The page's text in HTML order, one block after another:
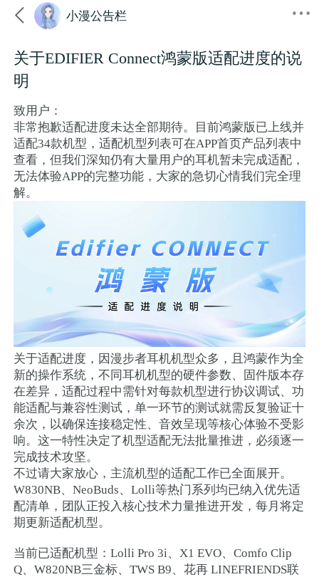
 小漫公告栏
关于EDIFIER Connect鸿蒙版适配进度的说
明
致用户：
非常抱歉适配进度未达全部期待。目前鸿蒙版已上线并
适配34款机型，适配机型列表可在APP首页产品列表中
查看，但我们深知仍有大量用户的耳机暂未完成适配，
无法体验APP的完整功能，大家的急切心情我们完全理
解。
关于适配进度，因漫步者耳机机型众多，且鸿蒙作为全
新的操作系统，不同耳机机型的硬件参数、固件版本存
在差异，适配过程中需针对每款机型进行协议调试、功
能适配与兼容性测试，单一环节的测试就需反复验证十
余次，以确保连接稳定性、音效呈现等核心体验不受影
响。这一特性决定了机型适配无法批量推进，必须逐一
完成技术攻坚。​
不过请大家放心，主流机型的适配工作已全面展开。
W830NB、NeoBuds、Lolli等热门系列均已纳入优先适
配清单，团队正投入核心技术力量推进开发，每月将定
期更新适配机型。
当前已适配机型：Lolli Pro 3i、X1 EVO、Comfo Clip
Q、W820NB三金标、TWS B9、花再 LINEFRIENDS联